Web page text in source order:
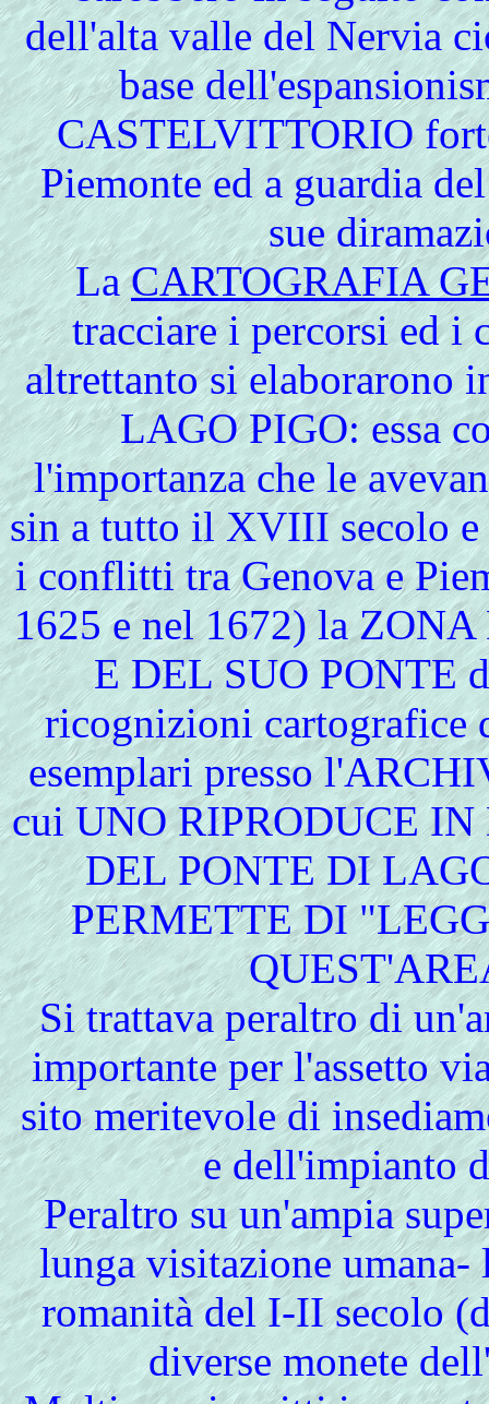
dell'alta valle del Nervia
base
CASTELVITTORIO
Piemonte ed a guardia
sue
LaCARTOGRAFIA
tracciare i percorsi ed i
altrettanto si elaborarono
LAGO PIGO: essa
l'importanza che le
sin a tutto il XVIII secolo e
i conflitti tra Genova e
1625 e nel 1672) la
E DEL SUO PONTE
ricognizioni cartografice
esemplari presso
cui UNO RIPRODUCE
DEL PONTE DI
PERMETTE DI
Si trattava peraltro di
importante per l'assetto
sito meritevole di
e dell'impianto
Peraltro su un'ampia
lunga visitazione umana-
romanità del I-II secolo
diverse monete